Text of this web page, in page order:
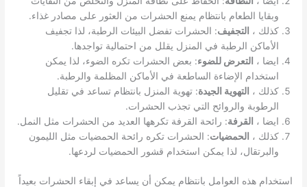
وبقايا الطعام بانتظام يمنع الحشرات من العثور على مصادر غذاء.
كذلك ، التجفيف: الحشرات تفضل البيئات الرطبة، لذا تجفيف
الأماكن الرطبة في المنزل يقلل من احتمالية تواجدها.
ايضا ، التعرض للضوء: بعض الحشرات تكره الضوء، لذا يمكن
استخدام الإضاءة الساطعة في الأماكن المظلمة والرطبة.
كذلك ، التهوية الجيدة: تهوية المنزل بانتظام تساعد في تقليل
الرطوبة والروائح التي تجذب الحشرات.
ايضا ، القرفة: رائحة القرفة تكرهها العديد من الحشرات مثل النمل.
كذلك ، الحمضيات: الحشرات تكره رائحة الحمضيات مثل الليمون
والبرتقال، لذا يمكن استخدام قشور الحمضيات لردعها.
استخدام هذه العوامل بانتظام يمكن أن يساعد في إبقاء الحشرات بعيداً